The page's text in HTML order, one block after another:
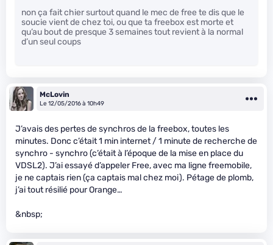
non ça fait chier surtout quand le mec de free te dis que le
soucie vient de chez toi, ou que ta freebox est morte et
qu’au bout de presque 3 semaines tout revient à la normal
d’un seul coups
McLovin
Le 12/05/2016 à 10h49
J’avais des pertes de synchros de la freebox, toutes les
minutes. Donc c’était 1 min internet / 1 minute de recherche de
synchro - synchro (c’était à l’époque de la mise en place du
VDSL2). J’ai essayé d’appeler Free, avec ma ligne freemobile,
je ne captais rien (ça captais mal chez moi). Pétage de plomb,
j’ai tout résilié pour Orange…
&nbsp;